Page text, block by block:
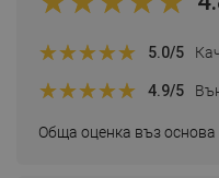
Обща оценка въз
5.0/5
4.9/5